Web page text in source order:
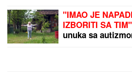
SRBI SU
NEĆE DA
proslavi
napadima